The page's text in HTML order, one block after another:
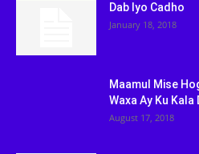
Dab Iyo Cadho
January 18, 2018
Maamul Mise
Waxa Ay Ku Kala
August 17, 2018